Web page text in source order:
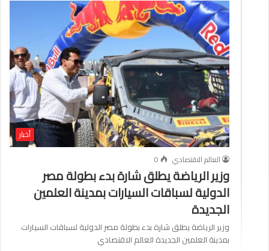
أخبار
العالم الاقتصادي
0
وزير الرياضة يطلق شارة بدء بطولة مصر
الدولية لسباقات السيارات بمدينة العلمين
الجديدة
وزير الرياضة يطلق شارة بدء بطولة مصر الدولية لسباقات السيارات
بمدينة العلمين الجديدة العالم الاقتصادي